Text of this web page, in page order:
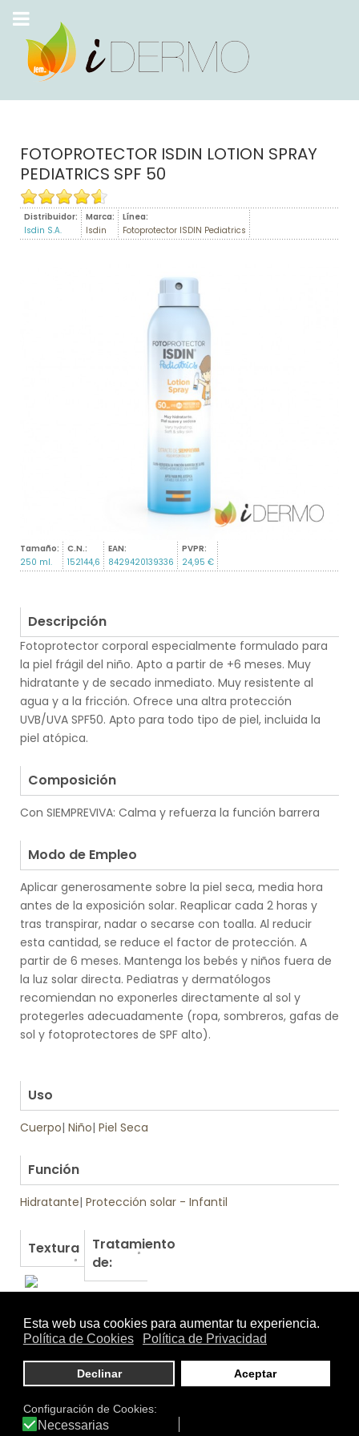
FOTOPROTECTOR ISDIN LOTION SPRAY
PEDIATRICS SPF 50
Distribuidor:
Isdin S.A.
Marca:
Isdin
Línea:
Fotoprotector ISDIN Pediatrics
Tamaño:
250 ml.
C.N.:
152144,6
EAN:
8429420139336
PVPR:
24,95 €
Descripción
Fotoprotector corporal especialmente formulado para
la piel frágil del niño. Apto a partir de +6 meses. Muy
hidratante y de secado inmediato. Muy resistente al
agua y a la fricción. Ofrece una altra protección
UVB/UVA SPF50. Apto para todo tipo de piel, incluida la
piel atópica.
Composición
Con SIEMPREVIVA: Calma y refuerza la función barrera
Modo de Empleo
Aplicar generosamente sobre la piel seca, media hora
antes de la exposición solar. Reaplicar cada 2 horas y
tras transpirar, nadar o secarse con toalla. Al reducir
esta cantidad, se reduce el factor de protección. A
partir de 6 meses. Mantenga los bebés y niños fuera de
la luz solar directa. Pediatras y dermatólogos
recomiendan no exponerles directamente al sol y
protegerles adecuadamente (ropa, sombreros, gafas de
sol y fotoprotectores de SPF alto).
Uso
Cuerpo| Niño| Piel Seca
Función
Hidratante| Protección solar - Infantil
Textura
Tratamiento
de: